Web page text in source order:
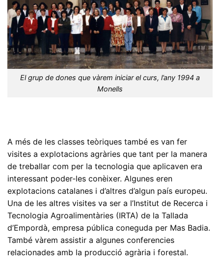
El grup de dones que vàrem iniciar el curs, l’any 1994 a
Monells
A més de les classes teòriques també es van fer
visites a explotacions agràries que tant per la manera
de treballar com per la tecnologia que aplicaven era
interessant poder-les conèixer. Algunes eren
explotacions catalanes i d’altres d’algun país europeu.
Una de les altres visites va ser a l’Institut de Recerca i
Tecnologia Agroalimentàries (IRTA) de la Tallada
d’Empordà, empresa pública coneguda per Mas Badia.
També vàrem assistir a algunes conferencies
relacionades amb la producció agrària i forestal.